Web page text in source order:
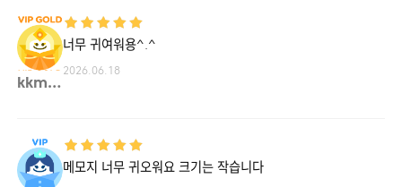
kkmi**
너무 귀여워용^.^
2026.06.18
메모지 너무 귀오워요 크기는 작습니다